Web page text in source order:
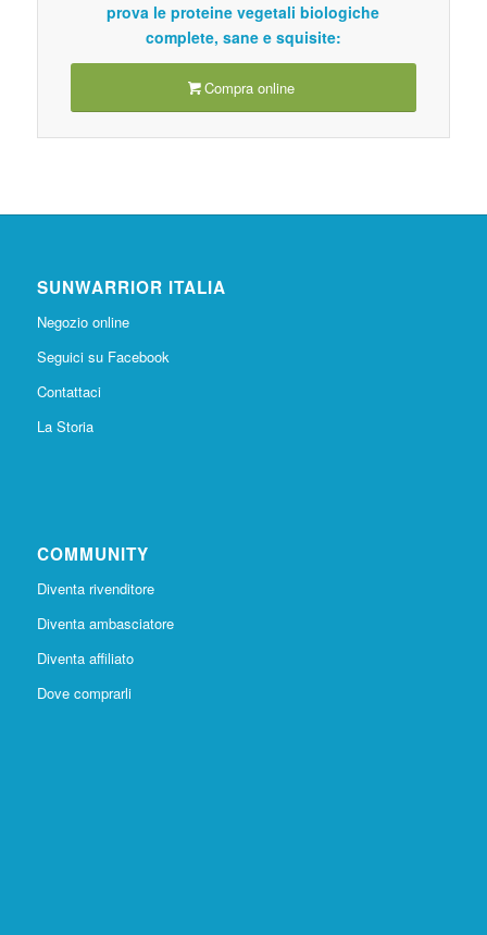
prova le proteine vegetali biologiche
complete, sane e squisite:
Compra online
SUNWARRIOR ITALIA
Negozio online
Seguici su Facebook
Contattaci
La Storia
COMMUNITY
Diventa rivenditore
Diventa ambasciatore
Diventa affiliato
Dove comprarli